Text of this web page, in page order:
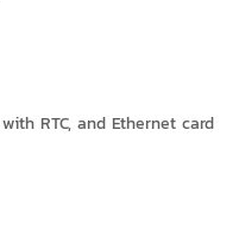
RTC, and Ethernet card